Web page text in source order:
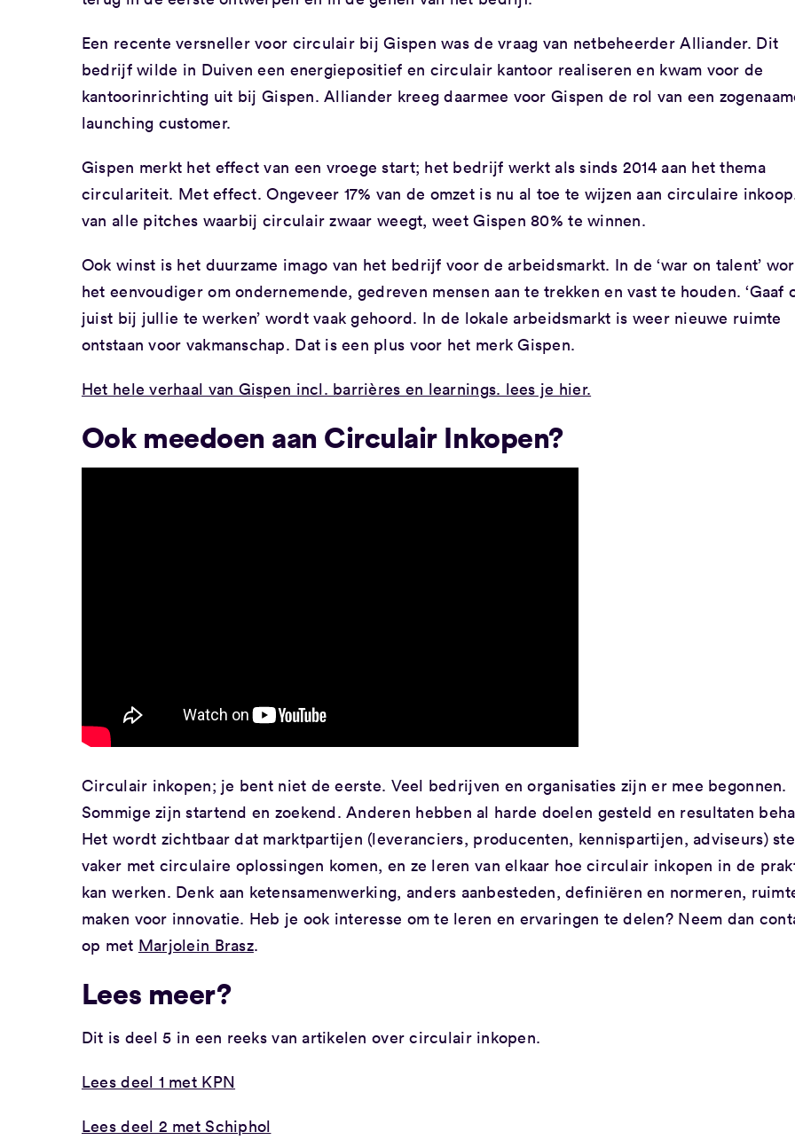
Een recente versneller voor circulair bij Gispen was de vraag van netbeheerder Alliander. Dit
bedrijf wilde in Duiven een energiepositief en circulair kantoor realiseren en kwam voor de
kantoorinrichting uit bij Gispen. Alliander kreeg daarmee voor Gispen de rol van een
launching customer.
Gispen merkt het effect van een vroege start; het bedrijf werkt als sinds 2014 aan het thema
circulariteit. Met effect. Ongeveer 17% van de omzet is nu al toe te wijzen aan circulaire
van alle pitches waarbij circulair zwaar weegt, weet Gispen 80% te winnen.
Ook winst is het duurzame imago van het bedrijf voor de arbeidsmarkt. In de ‘war on talent’
het eenvoudiger om ondernemende, gedreven mensen aan te trekken en vast te houden. ‘Gaaf
juist bij jullie te werken’ wordt vaak gehoord. In de lokale arbeidsmarkt is weer nieuwe ruimte
ontstaan voor vakmanschap. Dat is een plus voor het merk Gispen.
Het hele verhaal van Gispen incl. barrières en learnings. lees je hier.
Ook meedoen aan Circulair Inkopen?
Circulair inkopen; je bent niet de eerste. Veel bedrijven en organisaties zijn er mee begonnen.
Sommige zijn startend en zoekend. Anderen hebben al harde doelen gesteld en resultaten
Het wordt zichtbaar dat marktpartijen (leveranciers, producenten, kennispartijen, adviseurs)
vaker met circulaire oplossingen komen, en ze leren van elkaar hoe circulair inkopen in de
kan werken. Denk aan ketensamenwerking, anders aanbesteden, definiëren en normeren,
maken voor innovatie. Heb je ook interesse om te leren en ervaringen te delen? Neem dan
op met Marjolein Brasz.
Lees meer?
Dit is deel 5 in een reeks van artikelen over circulair inkopen.
Lees deel 1 met KPN
Lees deel 2 met Schiphol